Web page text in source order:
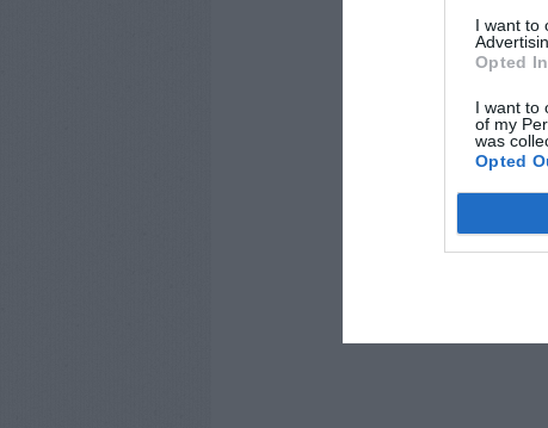
I want to
Opted In
I want to
of my
was
Opted